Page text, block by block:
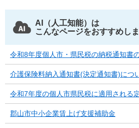
AI（人工知能）は
こんなページをおすすめし
令和8年度個人市・県民税の納税通知書
介護保険料納入通知書(決定通知書)につ
令和7年度の個人市県民税に適用される
郡山市中小企業賃上げ支援補助金